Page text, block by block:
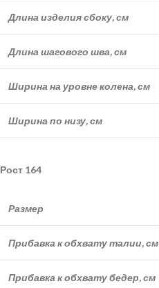
Длина изделия сбоку, см
Длина шагового шва, см
Ширина на уровне колена, см
Ширина по низу, см
Рост 164
Размер
Прибавка к обхвату талии, см
Прибавка к обхвату бедер, см